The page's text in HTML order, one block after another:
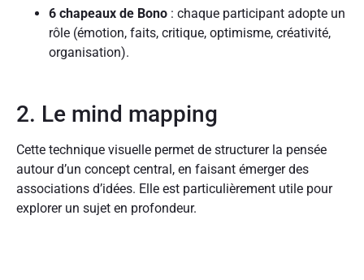
6 chapeaux de Bono : chaque participant adopte un
rôle (émotion, faits, critique, optimisme, créativité,
organisation).
2. Le mind mapping
Cette technique visuelle permet de structurer la pensée
autour d’un concept central, en faisant émerger des
associations d’idées. Elle est particulièrement utile pour
explorer un sujet en profondeur.